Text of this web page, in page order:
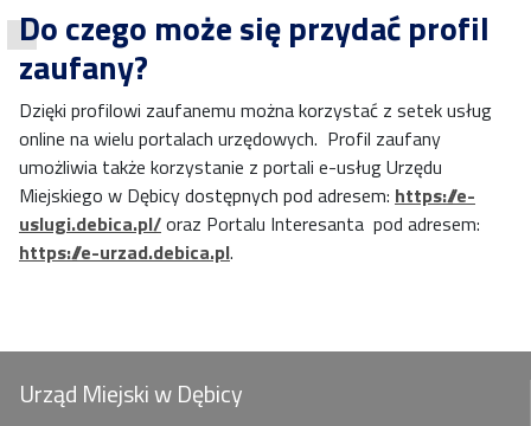
Do czego może się przydać profil
zaufany?
Dzięki profilowi zaufanemu można korzystać z setek usług
online na wielu portalach urzędowych. Profil zaufany
umożliwia także korzystanie z portali e-usług Urzędu
Miejskiego w Dębicy dostępnych pod adresem: https://e-
uslugi.debica.pl/oraz Portalu Interesanta pod adresem:
https://e-urzad.debica.pl.
Urząd Miejski w Dębicy